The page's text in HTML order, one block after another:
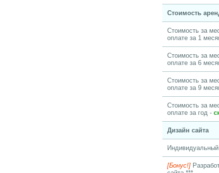
Стоимость
Стоимость за
оплате за 1
Стоимость за
оплате за 6
Стоимость за
оплате за 9
Стоимость за
оплате за год -
Дизайн сайта
[Бонус!]